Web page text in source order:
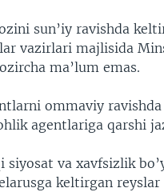
sun’iy ravishda
vazirlari majlisida
ma’lum emas.
ommaviy
agentlariga qarshi
va xavfsizlik
keltirgan